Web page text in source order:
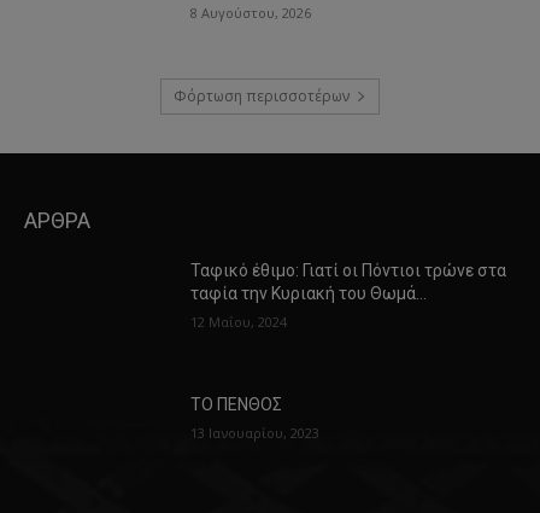
8 Αυγούστου, 2026
Φόρτωση περισσοτέρων
ΑΡΘΡΑ
Ταφικό έθιμο: Γιατί οι Πόντιοι τρώνε στα
ταφία την Κυριακή του Θωμά…
12 Μαΐου, 2024
ΤΟ ΠΕΝΘΟΣ
13 Ιανουαρίου, 2023